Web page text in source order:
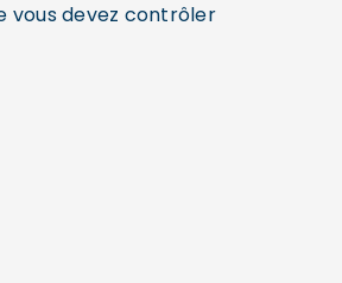
vous devez contrôler